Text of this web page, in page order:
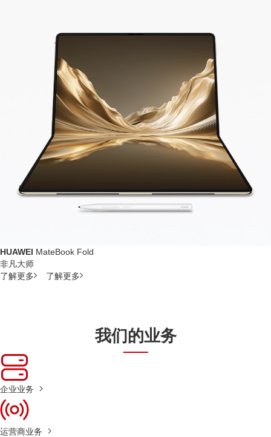
HUAWEI MateBook Fold
非凡大师
了解更多
了解更多
我们的业务
企业业务
运营商业务